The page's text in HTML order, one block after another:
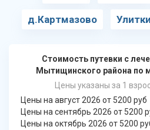
д.Картмазово
Стоимость путевки с
Мытищинского района по
Цены указаны за 1
Цены на август 2026 от 5200 руб
Цены на сентябрь 2026 от 5200
Цены на октябрь 2026 от 5200